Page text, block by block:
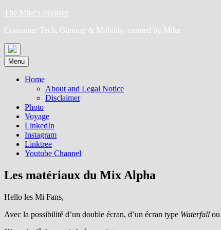
Skip
content
The Mike's P(a)lace
Consumer Tech, Gaming & Mobility, curated by Mike
Menu
Home
About and Legal Notice
Disclaimer
Photo
Voyage
LinkedIn
Instagram
Linktree
Youtube Channel
Les matériaux du Mix Alpha
Hello les Mi Fans,
Avec la possibilité d’un double écran, d’un écran type Waterfall